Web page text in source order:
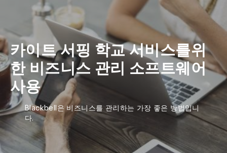
카이트 서핑 학교 서비스를위
한 비즈니스 관리 소프트웨어
사용
Blackbell은 비즈니스를 관리하는 가장 좋은 방법입니
다.